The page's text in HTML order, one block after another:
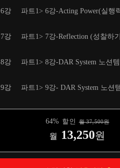
6강
7강
8강
9강
64% 할인 월37,500원
월 13,250원